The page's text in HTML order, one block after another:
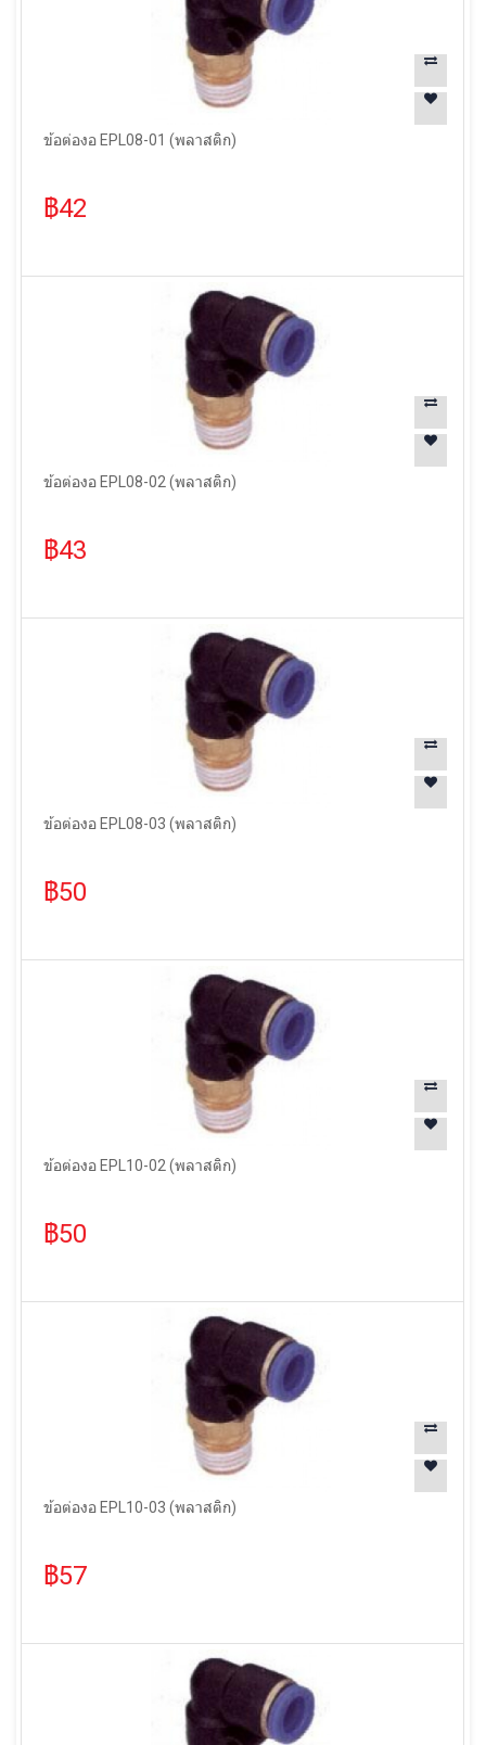
ข้อต่องอ EPL08-01 (พลาสติก)
฿42
ข้อต่องอ EPL08-02 (พลาสติก)
฿43
ข้อต่องอ EPL08-03 (พลาสติก)
฿50
ข้อต่องอ EPL10-02 (พลาสติก)
฿50
ข้อต่องอ EPL10-03 (พลาสติก)
฿57